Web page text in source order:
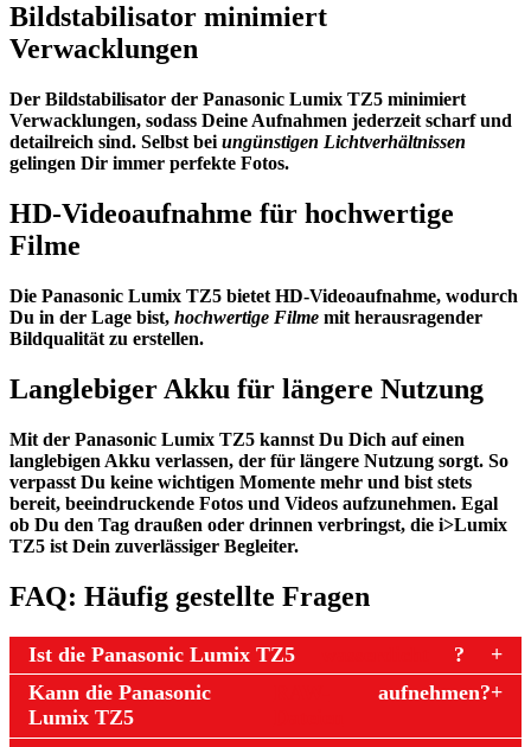
Bildstabilisator minimiert
Verwacklungen
Der Bildstabilisator der Panasonic Lumix TZ5 minimiert
Verwacklungen, sodass Deine Aufnahmen jederzeit scharf und
detailreich sind. Selbst bei ungünstigen Lichtverhältnissen
gelingen Dir immer perfekte Fotos.
HD-Videoaufnahme für hochwertige
Filme
Die Panasonic Lumix TZ5 bietet HD-Videoaufnahme, wodurch
Du in der Lage bist, hochwertige Filme mit herausragender
Bildqualität zu erstellen.
Langlebiger Akku für längere Nutzung
Mit der Panasonic Lumix TZ5 kannst Du Dich auf einen
langlebigen Akku verlassen, der für längere Nutzung sorgt. So
verpasst Du keine wichtigen Momente mehr und bist stets
bereit, beeindruckende Fotos und Videos aufzunehmen. Egal
ob Du den Tag draußen oder drinnen verbringst, die i>Lumix
TZ5 ist Dein zuverlässiger Begleiter.
FAQ: Häufig gestellte Fragen
Ist die Panasonic Lumix TZ5
?
Kann die Panasonic
Lumix TZ5
aufnehmen?